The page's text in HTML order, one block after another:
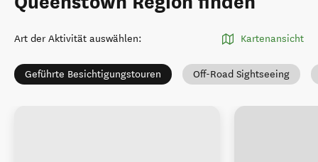
Art der Aktivität auswählen: Kartenansicht
Geführte Besichtigungstouren Off-Road Sightseeing